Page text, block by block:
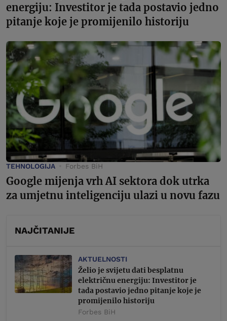
energiju: Investitor je tada postavio jedno
pitanje koje je promijenilo historiju
TEHNOLOGIJA Forbes BiH
Google mijenja vrh AI sektora dok utrka
za umjetnu inteligenciju ulazi u novu fazu
NAJČITANIJE
AKTUELNOSTI
Želio je svijetu dati besplatnu
električnu energiju: Investitor je
tada postavio jedno pitanje koje je
promijenilo historiju
Forbes BiH